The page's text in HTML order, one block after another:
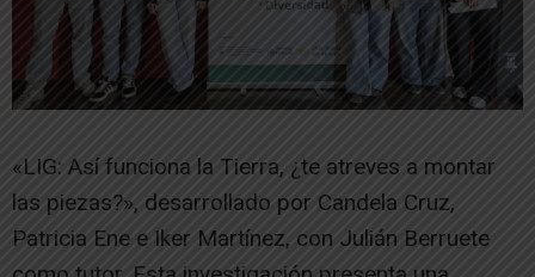
«LIG: Así funciona la Tierra, ¿te atreves a montar
las piezas?», desarrollado por Candela Cruz,
Patricia Ene e Iker Martínez, con Julián Berruete